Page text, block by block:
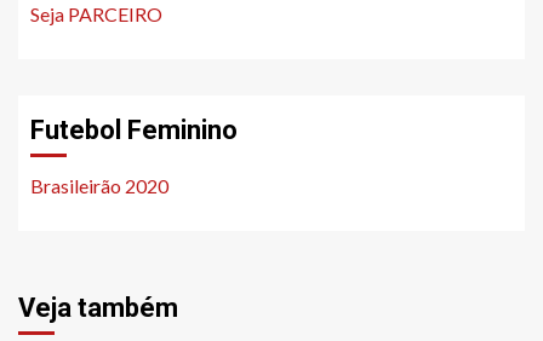
Seja PARCEIRO
Futebol Feminino
Brasileirão 2020
Veja também